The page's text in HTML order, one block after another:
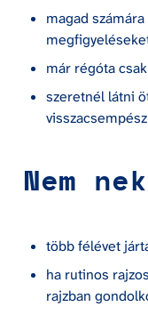
magad
már régóta
szeretnél látni
Nem
több félévet
ha rutinos
rajzban